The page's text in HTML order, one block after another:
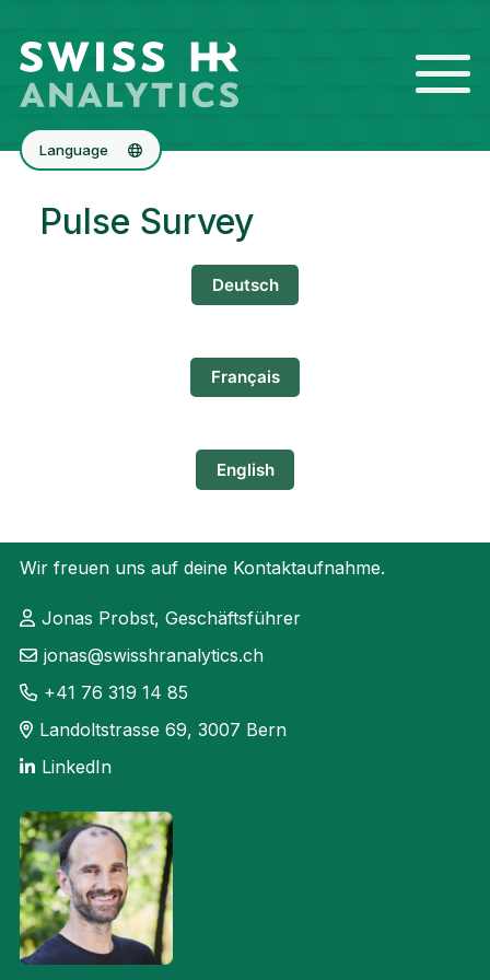
Language
English
Pulse Survey
Deutsch
Français
English
Wir freuen uns auf deine Kontaktaufnahme.
Jonas Probst, Geschäftsführer
jonas@swisshranalytics.ch
+41 76 319 14 85
Landoltstrasse 69, 3007 Bern
LinkedIn